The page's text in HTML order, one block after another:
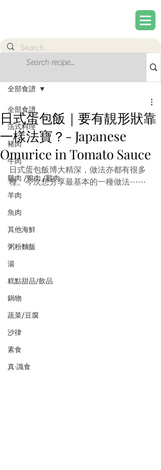
註冊
全部食譜
法式料理
豬肉
牛肉
雞肉 /鴨肉 /鵝肉
羊肉
魚肉
其他海鮮
粥粉麵飯
湯
糕點甜品/飲品
鍋物
蔬菜/豆腐
沙律
素食
真·識食
全部食譜
日式蛋包飯｜要有靚形狀靠
一樣法寶？- Japanese
Omurice in Tomato Sauce
日式蛋包飯博大精深，做法亦都有很多
種。今次想分享最基本的一種做法⋯⋯